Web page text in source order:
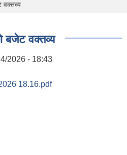
वक्तव्य
2026 - 18:43
18.16.pdf